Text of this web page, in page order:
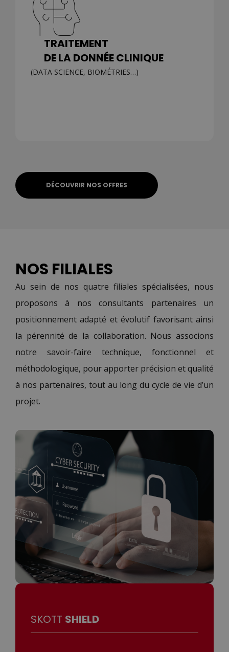
TRAITEMENT
DE LA DONNÉE CLINIQUE
(DATA SCIENCE, BIOMÉTRIES…)
DÉCOUVRIR NOS OFFRES
NOS FILIALES
Au sein de nos quatre filiales spécialisées, nous
proposons à nos consultants partenaires un
positionnement adapté et évolutif favorisant ainsi
la pérennité de la collaboration. Nous associons
notre savoir-faire technique, fonctionnel et
méthodologique, pour apporter précision et qualité
à nos partenaires, tout au long du cycle de vie d’un
projet.
SKOTT SHIELD